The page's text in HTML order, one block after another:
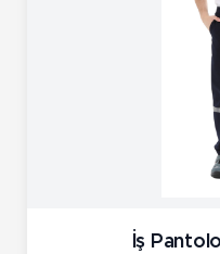
İş